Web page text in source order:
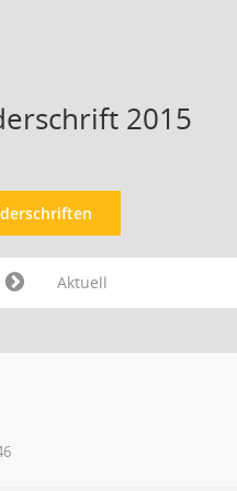
2015
Aktuell